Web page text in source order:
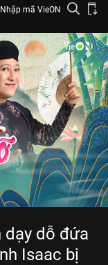
Nhập mã VieON
dạy dỗ đứa
Isaac bị